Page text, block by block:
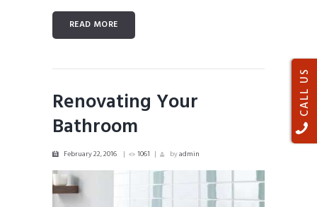
CALL US
READ MORE
Renovating Your
Bathroom
February 22, 2016 1061 byadmin